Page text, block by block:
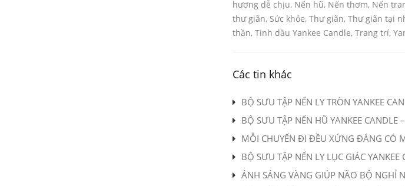
hương dễ chịu, Nến hũ, Nến thơm, Nến
thư giãn, Sức khỏe, Thư giãn, Thư giãn tại
thần, Tinh dầu Yankee Candle, Trang trí,
Các tin khác
BỘ SƯU TẬP NẾN LY TRÒN YANKEE
BỘ SƯU TẬP NẾN HŨ YANKEE
MỖI CHUYẾN ĐI ĐỀU XỨNG ĐÁNG CÓ
BỘ SƯU TẬP NẾN LY LỤC GIÁC YANKEE
ÁNH SÁNG VÀNG GIÚP NÃO BỘ NGHỈ